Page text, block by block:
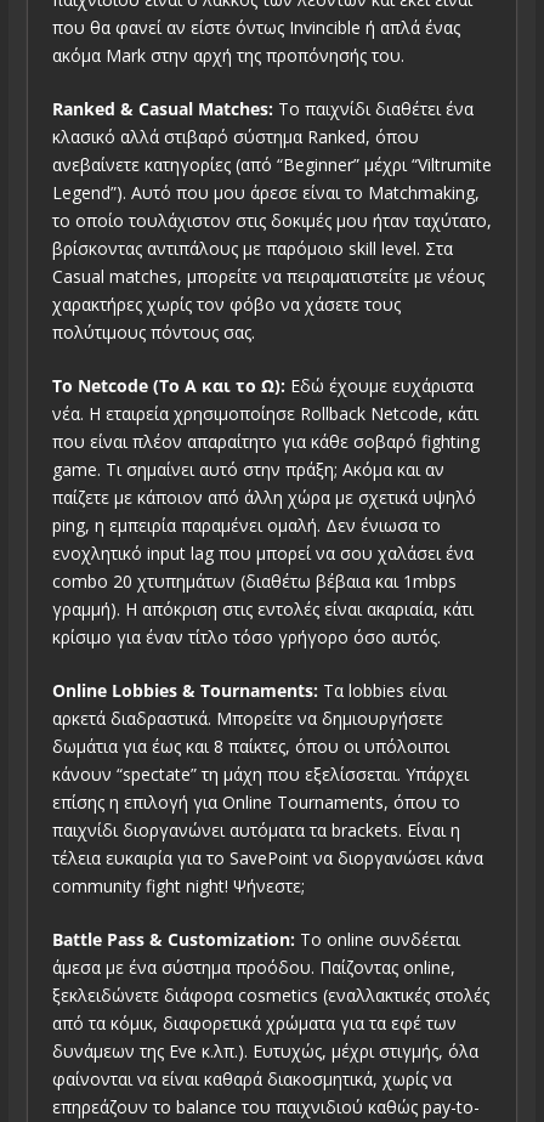
που θα φανεί αν είστε όντως Invincible ή απλά ένας
ακόμα Mark στην αρχή της προπόνησής του.
Ranked & Casual Matches: Το παιχνίδι διαθέτει ένα
κλασικό αλλά στιβαρό σύστημα Ranked, όπου
ανεβαίνετε κατηγορίες (από “Beginner” μέχρι “Viltrumite
Legend”). Αυτό που μου άρεσε είναι το Matchmaking,
το οποίο τουλάχιστον στις δοκιμές μου ήταν ταχύτατο,
βρίσκοντας αντιπάλους με παρόμοιο skill level. Στα
Casual matches, μπορείτε να πειραματιστείτε με νέους
χαρακτήρες χωρίς τον φόβο να χάσετε τους
πολύτιμους πόντους σας.
Το Netcode (Το Α και το Ω): Εδώ έχουμε ευχάριστα
νέα. Η εταιρεία χρησιμοποίησε Rollback Netcode, κάτι
που είναι πλέον απαραίτητο για κάθε σοβαρό fighting
game. Τι σημαίνει αυτό στην πράξη; Ακόμα και αν
παίζετε με κάποιον από άλλη χώρα με σχετικά υψηλό
ping, η εμπειρία παραμένει ομαλή. Δεν ένιωσα το
ενοχλητικό input lag που μπορεί να σου χαλάσει ένα
combo 20 χτυπημάτων (διαθέτω βέβαια και 1mbps
γραμμή). Η απόκριση στις εντολές είναι ακαριαία, κάτι
κρίσιμο για έναν τίτλο τόσο γρήγορο όσο αυτός.
Online Lobbies & Tournaments: Τα lobbies είναι
αρκετά διαδραστικά. Μπορείτε να δημιουργήσετε
δωμάτια για έως και 8 παίκτες, όπου οι υπόλοιποι
κάνουν “spectate” τη μάχη που εξελίσσεται. Υπάρχει
επίσης η επιλογή για Online Tournaments, όπου το
παιχνίδι διοργανώνει αυτόματα τα brackets. Είναι η
τέλεια ευκαιρία για το SavePoint να διοργανώσει κάνα
community fight night! Ψήνεστε;
Battle Pass & Customization: Το online συνδέεται
άμεσα με ένα σύστημα προόδου. Παίζοντας online,
ξεκλειδώνετε διάφορα cosmetics (εναλλακτικές στολές
από τα κόμικ, διαφορετικά χρώματα για τα εφέ των
δυνάμεων της Eve κ.λπ.). Ευτυχώς, μέχρι στιγμής, όλα
φαίνονται να είναι καθαρά διακοσμητικά, χωρίς να
επηρεάζουν το balance του παιχνιδιού καθώς pay-to-